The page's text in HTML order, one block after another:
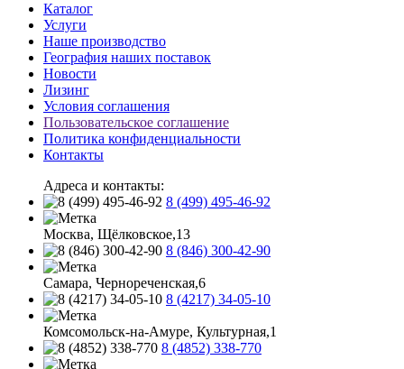
Каталог
Услуги
Наше производство
География наших поставок
Новости
Лизинг
Условия соглашения
Пользовательское соглашение
Политика конфиденциальности
Контакты
Адреса и контакты:
8 (499) 495-46-92
Москва, Щёлковское,13
8 (846) 300-42-90
Самара, Чернореченская,6
8 (4217) 34-05-10
Комсомольск-на-Амуре, Культурная,1
8 (4852) 338-770